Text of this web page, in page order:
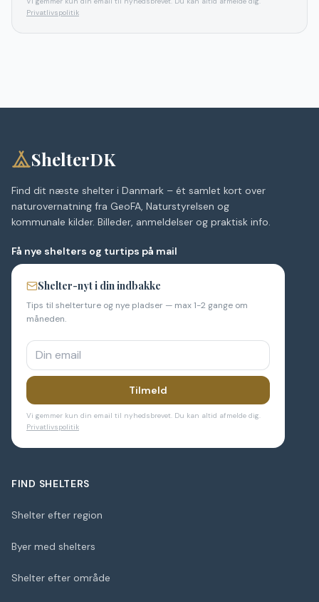
Privatlivspolitik
ShelterDK
Find dit næste shelter i Danmark – ét samlet kort over
naturovernatning fra GeoFA, Naturstyrelsen og
kommunale kilder. Billeder, anmeldelser og praktisk info.
Få nye shelters og turtips på mail
Shelter-nyt i din indbakke
Tips til shelterture og nye pladser — max 1-2 gange om
måneden.
Tilmeld
Vi gemmer kun din email til nyhedsbrevet. Du kan altid afmelde dig.
Privatlivspolitik
FIND SHELTERS
Shelter efter region
Byer med shelters
Shelter efter område